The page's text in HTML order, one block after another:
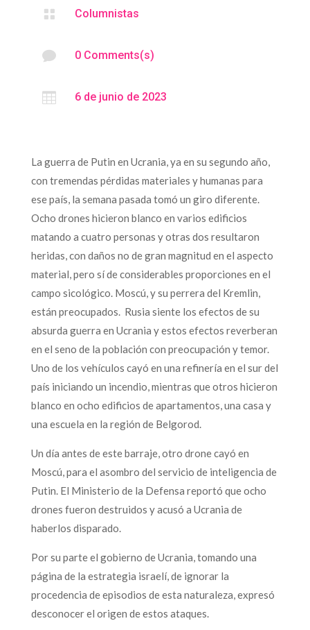
 Columnistas
 0 Comments(s)
 6 de junio de 2023
La guerra de Putin en Ucrania, ya en su segundo año,
con tremendas pérdidas materiales y humanas para
ese país, la semana pasada tomó un giro diferente.
Ocho drones hicieron blanco en varios edificios
matando a cuatro personas y otras dos resultaron
heridas, con daños no de gran magnitud en el aspecto
material, pero sí de considerables proporciones en el
campo sicológico. Moscú, y su perrera del Kremlin,
están preocupados. Rusia siente los efectos de su
absurda guerra en Ucrania y estos efectos reverberan
en el seno de la población con preocupación y temor.
Uno de los vehículos cayó en una refinería en el sur del
país iniciando un incendio, mientras que otros hicieron
blanco en ocho edificios de apartamentos, una casa y
una escuela en la región de Belgorod.
Un día antes de este barraje, otro drone cayó en
Moscú, para el asombro del servicio de inteligencia de
Putin. El Ministerio de la Defensa reportó que ocho
drones fueron destruidos y acusó a Ucrania de
haberlos disparado.
Por su parte el gobierno de Ucrania, tomando una
página de la estrategia israelí, de ignorar la
procedencia de episodios de esta naturaleza, expresó
desconocer el origen de estos ataques.